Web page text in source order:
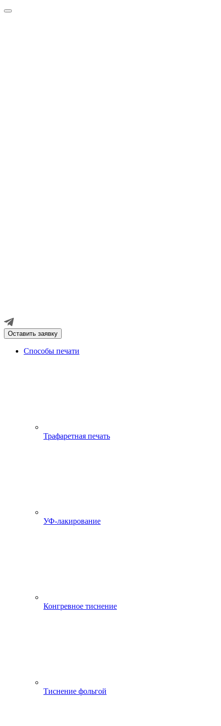
Оставить заявку
Способы печати
Трафаретная печать
УФ-лакирование
Конгревное тиснение
Тиснение фольгой